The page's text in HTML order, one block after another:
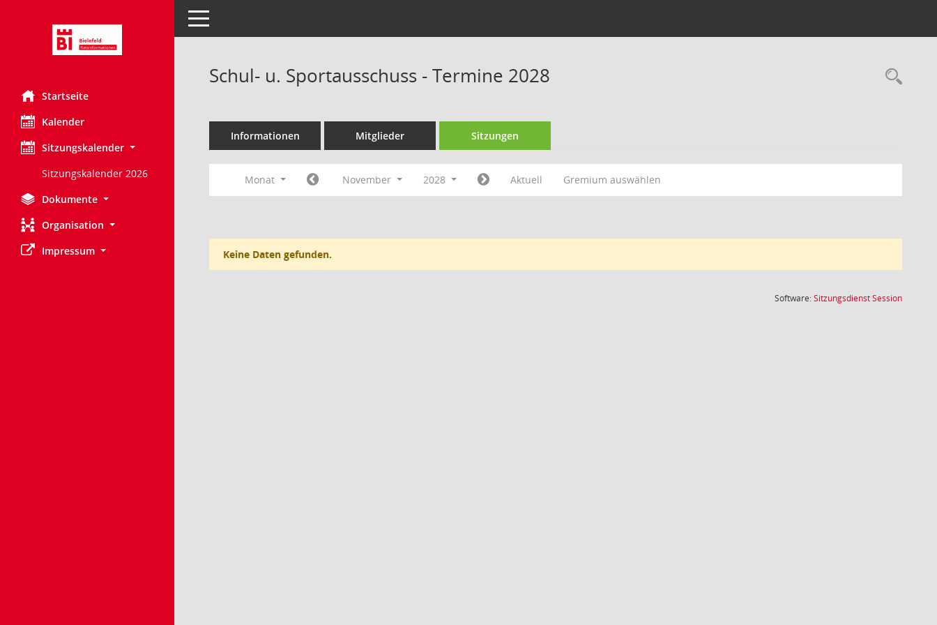
Startseite
Kalender
Sitzungskalender
Sitzungskalender 2026
Dokumente
Organisation
Impressum
Toggle navigation
Schul- u. Sportausschuss - Termine 2028
Informationen Mitglieder Sitzungen
Monat November 2028 Aktuell Gremium auswählen
Keine Daten gefunden.
Software:SitzungsdienstSession(Wird in